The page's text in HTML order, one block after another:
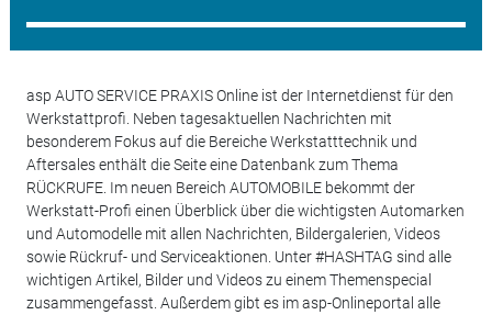
asp AUTO SERVICE PRAXIS Online ist der Internetdienst für den
Werkstattprofi. Neben tagesaktuellen Nachrichten mit
besonderem Fokus auf die Bereiche Werkstatttechnik und
Aftersales enthält die Seite eine Datenbank zum Thema
RÜCKRUFE. Im neuen Bereich AUTOMOBILE bekommt der
Werkstatt-Profi einen Überblick über die wichtigsten Automarken
und Automodelle mit allen Nachrichten, Bildergalerien, Videos
sowie Rückruf- und Serviceaktionen. Unter #HASHTAG sind alle
wichtigen Artikel, Bilder und Videos zu einem Themenspecial
zusammengefasst. Außerdem gibt es im asp-Onlineportal alle